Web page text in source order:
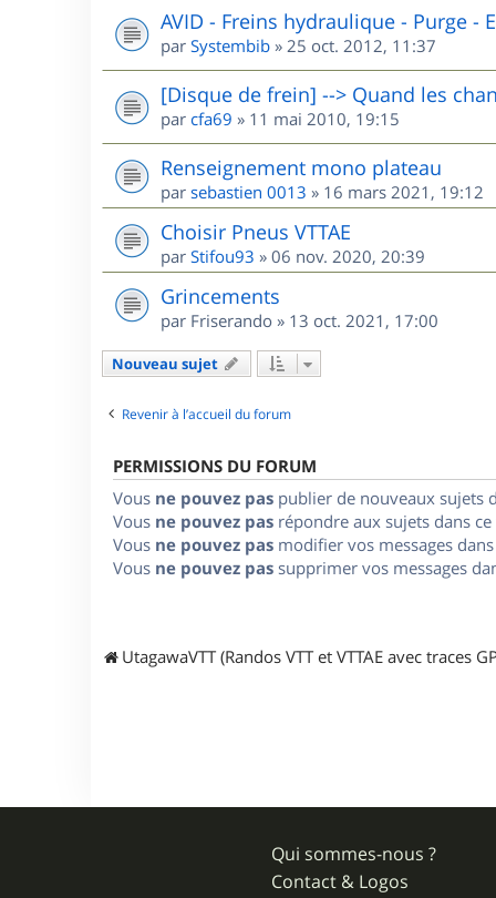
AVID - Freins hydraulique - Purge -
par Systembib » 25 oct. 2012, 11:37
[Disque de frein] --> Quand les
par cfa69 » 11 mai 2010, 19:15
Renseignement mono plateau
par sebastien 0013 » 16 mars 2021, 19:12
Choisir Pneus VTTAE
par Stifou93 » 06 nov. 2020, 20:39
Grincements
par Friserando » 13 oct. 2021, 17:00
Nouveau sujet
Revenir à l’accueil du forum
PERMISSIONS DU FORUM
Vous ne pouvez pas publier de nouveaux sujets
Vous ne pouvez pas répondre aux sujets dans
Vous ne pouvez pas modifier vos messages
Vous ne pouvez pas supprimer vos messages
UtagawaVTT (Randos VTT et VTTAE avec traces
Qui sommes-nous ?
Contact & Logos